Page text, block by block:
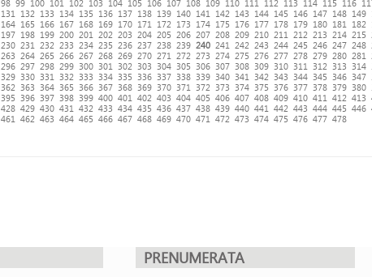
98 99 100 101 102 103 104 105 106 107 108 109 110 111 112 113 114 115 116
131 132 133 134 135 136 137 138 139 140 141 142 143 144 145 146 147 148 149
164 165 166 167 168 169 170 171 172 173 174 175 176 177 178 179 180 181 182
197 198 199 200 201 202 203 204 205 206 207 208 209 210 211 212 213 214 215
230 231 232 233 234 235 236 237 238 239 240 241 242 243 244 245 246 247 248
263 264 265 266 267 268 269 270 271 272 273 274 275 276 277 278 279 280 281
296 297 298 299 300 301 302 303 304 305 306 307 308 309 310 311 312 313 314
329 330 331 332 333 334 335 336 337 338 339 340 341 342 343 344 345 346 347
362 363 364 365 366 367 368 369 370 371 372 373 374 375 376 377 378 379 380
395 396 397 398 399 400 401 402 403 404 405 406 407 408 409 410 411 412 413
428 429 430 431 432 433 434 435 436 437 438 439 440 441 442 443 444 445 446
461 462 463 464 465 466 467 468 469 470 471 472 473 474 475 476 477 478
PRENUMERATA